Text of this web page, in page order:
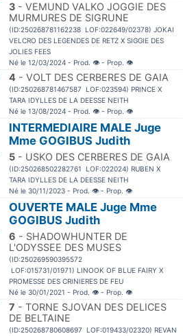
3 - VEMUND VALKO JOGGIE DES
MURMURES DE SIGRUNE
(ID:250268781162238 LOF:022649/02378) JOKAI
VELCRO DES LEGENDES DE RETZ X SIGGIE DES
JOLIES FEES
Né le 12/03/2024 - Prod. 👁 - Prop. 👁
4 - VOLT DES CERBERES DE GAIA
(ID:250268781467587 LOF:023594) PRINCE X
TARA IDYLLES DE LA DEESSE NEITH
Né le 13/08/2024 - Prod. 👁 - Prop. 👁
INTERMEDIAIRE MALE Juge
Mme GOGIBUS Judith
5 - USKO DES CERBERES DE GAIA
(ID:250268502282761 LOF:022024) RUBEN X
TARA IDYLLES DE LA DEESSE NEITH
Né le 30/11/2023 - Prod. 👁 - Prop. 👁
OUVERTE MALE Juge Mme
GOGIBUS Judith
6 - SHADOWHUNTER DE
L'ODYSSEE DES MUSES
(ID:250269590395572
LOF:015731/01971) LINOOK OF BLUE FAIRY X
PROMESSE DES CRINIERES DE FEU
Né le 30/01/2021 - Prod. 👁 - Prop. 👁
7 - TORNE SJOVAN DES DELICES
DE BELTAINE
(ID:250268780608697 LOF:019433/02320) REVAN